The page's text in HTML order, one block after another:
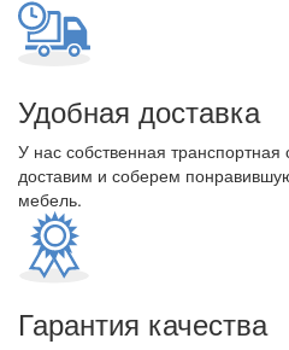
Удобная доставка
У нас собственная
доставим и соберем
мебель.
Гарантия качества